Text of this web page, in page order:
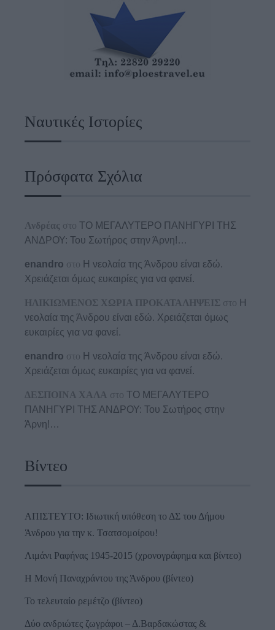
Ναυτικές Ιστορίες
Πρόσφατα Σχόλια
Ανδρέας στο ΤΟ ΜΕΓΑΛΥΤΕΡΟ ΠΑΝΗΓΥΡΙ ΤΗΣ
ΑΝΔΡΟΥ: Του Σωτήρος στην Άρνη!…
enandro στο Η νεολαία της Άνδρου είναι εδώ.
Χρειάζεται όμως ευκαιρίες για να φανεί.
ΗΛΙΚΙΩΜΕΝΟΣ ΧΩΡΙΑ ΠΡΟΚΑΤΑΛΗΨΕΙΣ στο Η
νεολαία της Άνδρου είναι εδώ. Χρειάζεται όμως
ευκαιρίες για να φανεί.
enandro στο Η νεολαία της Άνδρου είναι εδώ.
Χρειάζεται όμως ευκαιρίες για να φανεί.
ΔΕΣΠΟΙΝΑ ΧΑΛΑ στο ΤΟ ΜΕΓΑΛΥΤΕΡΟ
ΠΑΝΗΓΥΡΙ ΤΗΣ ΑΝΔΡΟΥ: Του Σωτήρος στην
Άρνη!…
Βίντεο
ΑΠΙΣΤΕΥΤΟ: Ιδιωτική υπόθεση το ΔΣ του Δήμου
Άνδρου για την κ. Τσατσομοίρου!
Λιμάνι Ραφήνας 1945-2015 (χρονογράφημα και βίντεο)
Η Μονή Παναχράντου της Άνδρου (βίντεο)
Το τελευταίο ρεμέτζο (βίντεο)
Δύο ανδριώτες ζωγράφοι – Δ.Βαρδακώστας &